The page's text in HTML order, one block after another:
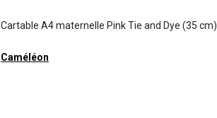
Cartable A4 maternelle Pink Tie and Dye (35 cm)
Caméléon